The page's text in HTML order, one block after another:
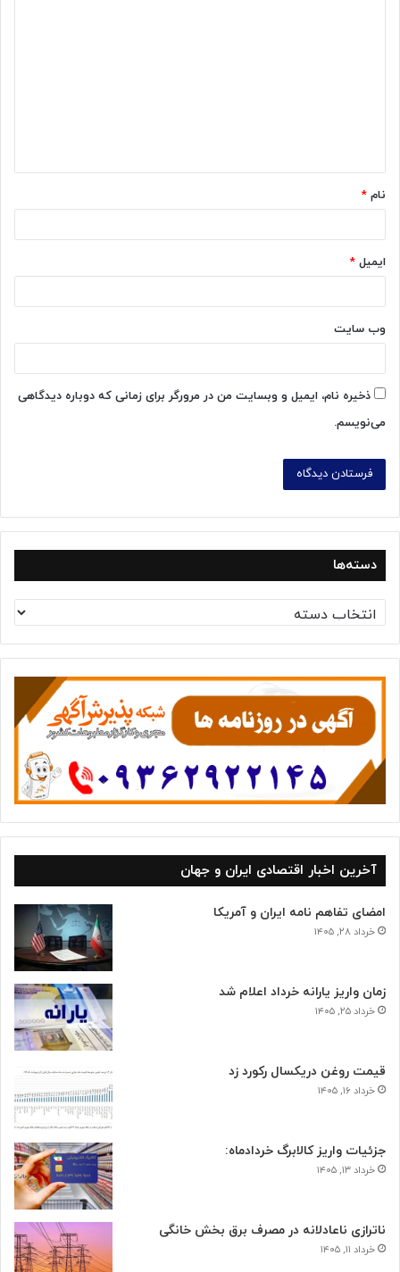
*
نام *
ایمیل *
وب‌ سایت
ذخیره نام، ایمیل و وبسایت من در مرورگر برای زمانی که دوباره دیدگاهی
می‌نویسم.
دسته‌ها
س
ت
ه‌
ه
آخرین اخبار اقتصادی ایران و جهان
امضای تفاهم نامه ایران و آمریکا
خرداد ۲۸, ۱۴۰۵
زمان واریز یارانه خرداد اعلام شد
خرداد ۲۵, ۱۴۰۵
قیمت روغن دریکسال رکورد زد
خرداد ۱۶, ۱۴۰۵
جزئیات واریز کالابرگ خردادماه:
خرداد ۱۳, ۱۴۰۵
ناترازی ناعادلانه در مصرف برق بخش خانگی
خرداد ۱۱, ۱۴۰۵